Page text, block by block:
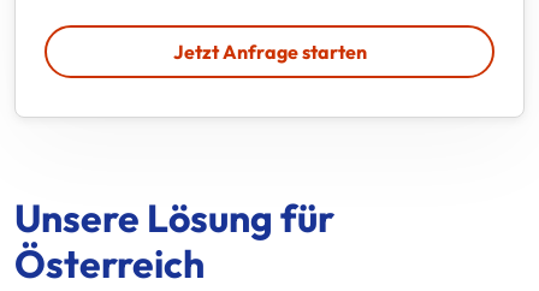
Jetzt Anfrage starten
Unsere Lösung für
Österreich